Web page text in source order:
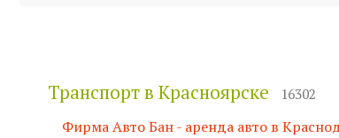
Транспорт в Красноярске 16302
Фирма Авто Бан - аренда авто в